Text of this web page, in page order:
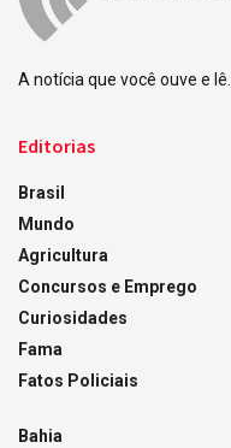
A notícia que você ouve e lê.
Editorias
Brasil
Mundo
Agricultura
Concursos e Emprego
Curiosidades
Fama
Fatos Policiais
Bahia